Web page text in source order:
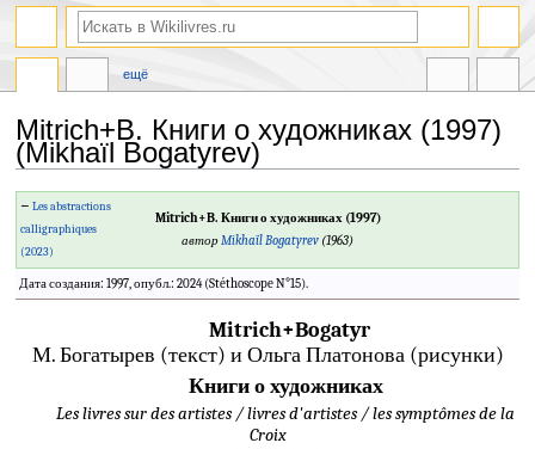
Mitrich+B. Книги о художниках (1997)
(Mikhaïl Bogatyrev)
Перейти
навигации
Перейти
поиску
← Les abstractions
calligraphiques
(2023)
Mitrich+B. Книги о художниках (1997)
авторMikhaïl Bogatyrev (1963)
Дата создания: 1997, опубл.: 2024 (Stéthoscope N°15).
Mitrich+Bogatyr
М. Богатырев (текст) и Ольга Платонова (рисунки)
Книги о художниках
Les livres sur des artistes / livres d'artistes / les symptômes de la
Croix
ещё